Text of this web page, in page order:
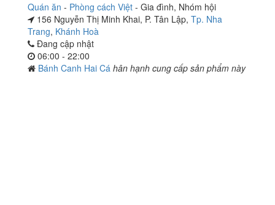
Quán ăn - Phòng cách Việt - Gia đình, Nhóm hội
156 Nguyễn Thị Minh Khai, P. Tân Lập, Tp. Nha
Trang, Khánh Hoà
Đang cập nhật
06:00 - 22:00
Bánh Canh Hai Cá hân hạnh cung cấp sản phẩm này